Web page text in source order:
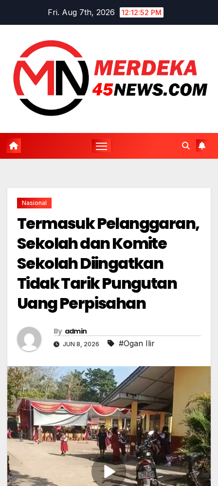
Fri. Aug 7th, 2026 12:12:53 PM
Nasional
Termasuk Pelanggaran,
Sekolah dan Komite
Sekolah Diingatkan
Tidak Tarik Pungutan
Uang Perpisahan
By admin
JUN 8, 2026 #Ogan Ilir